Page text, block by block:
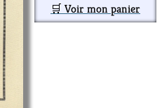
🛒 Voir mon panier